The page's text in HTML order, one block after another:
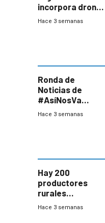
incorpora drones
y abre un nuevo
Hace 3 semanas
Ronda de
Noticias de
#AsíNosVa
(20/7/26)
Hace 3 semanas
Hay 200
productores
rurales
afectados tras
Hace 3 semanas